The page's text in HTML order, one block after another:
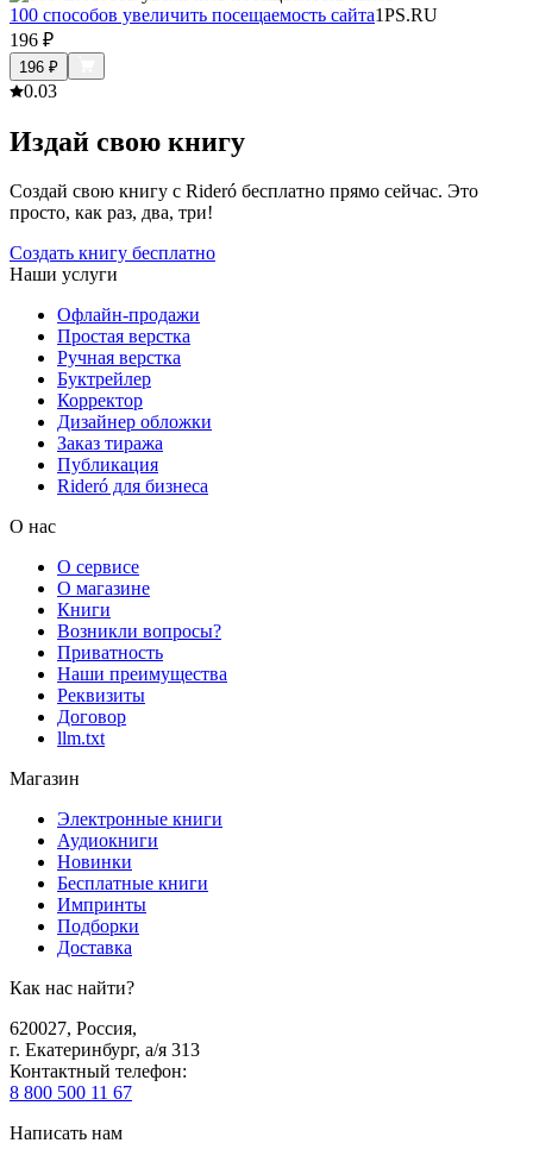
100 способов увеличить посещаемость сайта1PS.RU
196 ₽
196 ₽
0.03
Издай свою книгу
Создай свою книгу с Rideró бесплатно прямо сейчас. Это
просто, как раз, два, три!
Создать книгу бесплатно
Наши услуги
Офлайн-продажи
Простая верстка
Ручная верстка
Буктрейлер
Корректор
Дизайнер обложки
Заказ тиража
Публикация
Rideró для бизнеса
О нас
О сервисе
О магазине
Книги
Возникли вопросы?
Приватность
Наши преимущества
Реквизиты
Договор
llm.txt
Магазин
Электронные книги
Аудиокниги
Новинки
Бесплатные книги
Импринты
Подборки
Доставка
Как нас найти?
620027, Россия,
г. Екатеринбург, а/я 313
Контактный телефон:
8 800 500 11 67
Написать нам